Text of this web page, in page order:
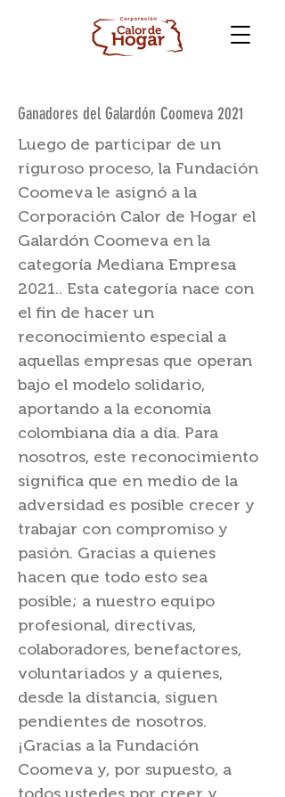
Ganadores del Galardón Coomeva 2021
Luego de participar de un
riguroso proceso, la Fundación
Coomeva le asignó a la
Corporación Calor de Hogar el
Galardón Coomeva en la
categoría Mediana Empresa
2021.. Esta categoría nace con
el fin de hacer un
reconocimiento especial a
aquellas empresas que operan
bajo el modelo solidario,
aportando a la economía
colombiana día a día. Para
nosotros, este reconocimiento
significa que en medio de la
adversidad es posible crecer y
trabajar con compromiso y
pasión. Gracias a quienes
hacen que todo esto sea
posible; a nuestro equipo
profesional, directivas,
colaboradores, benefactores,
voluntariados y a quienes,
desde la distancia, siguen
pendientes de nosotros.
¡Gracias a la Fundación
Coomeva y, por supuesto, a